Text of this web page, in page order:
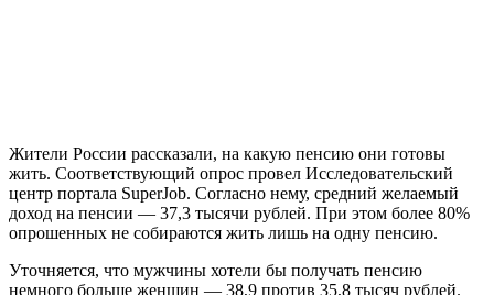
Жители России рассказали, на какую пенсию они готовы
жить. Соответствующий опрос провел Исследовательский
центр портала SuperJob. Согласно нему, средний желаемый
доход на пенсии — 37,3 тысячи рублей. При этом более 80%
опрошенных не собираются жить лишь на одну пенсию.
Уточняется, что мужчины хотели бы получать пенсию
немного больше женщин — 38,9 против 35,8 тысяч рублей.